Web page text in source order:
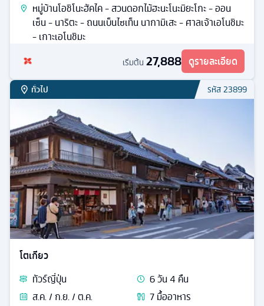
หมู่บ้านโอชิโนะฮัคไค - สวนดอกไม้ฮะนะโนะมิยะโกะ - ออน
เซ็น - นาริตะ - ถนนเบ็นไซเท็น นากามิเสะ - ศาลเจ้าเอโนชิมะ
- เกาะเอโนชิมะ
เริ่มต้น 27,888 ดูรายละเอียด
ทั่วไป รหัส23899
โตเกียว
ทัวร์ญี่ปุ่น 6วัน4 คืน
ส.ค. / ก.ย. / ต.ค.
7มื้ออาหาร